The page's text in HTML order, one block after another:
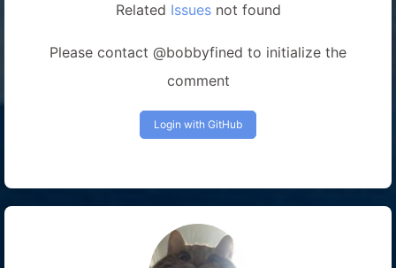
Related Issuesnot found
Please contact @bobbyfined to initialize the
comment
Login with GitHub